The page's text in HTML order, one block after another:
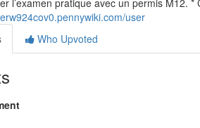
l’examen pratique avec un permis M12.
user
Who Upvoted